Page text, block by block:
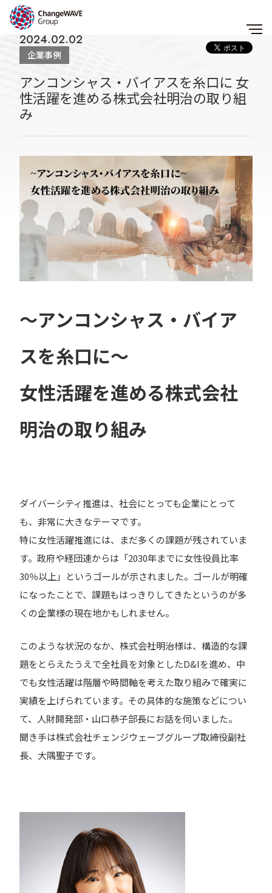
2024.02.02
企業事例
アンコンシャス・バイアスを糸口に 女
性活躍を進める株式会社明治の取り組
み
～アンコンシャス・バイア
スを糸口に～
女性活躍を進める株式会社
明治の取り組み
ダイバーシティ推進は、社会にとっても企業にとって
も、非常に大きなテーマです。
特に女性活躍推進には、まだ多くの課題が残されていま
す。政府や経団連からは「2030年までに女性役員比率
30％以上」というゴールが示されました。ゴールが明確
になったことで、課題もはっきりしてきたというのが多
くの企業様の現在地かもしれません。
このような状況のなか、株式会社明治様は、構造的な課
題をとらえたうえで全社員を対象としたD&Iを進め、中
でも女性活躍は階層や時間軸を考えた取り組みで確実に
実績を上げられています。その具体的な施策などについ
て、人財開発部・山口恭子部長にお話を伺いました。
聞き手は株式会社チェンジウェーブグループ取締役副社
長、大隅聖子です。